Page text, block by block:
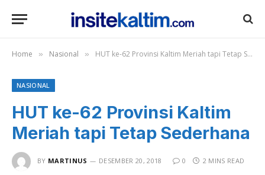
Home » Nasional » HUT ke-62 Provinsi Kaltim Meriah tapi Tetap Sederhana
NASIONAL
HUT ke-62 Provinsi Kaltim
Meriah tapi Tetap Sederhana
BY MARTINUS DESEMBER 20, 2018 0 2 MINS READ